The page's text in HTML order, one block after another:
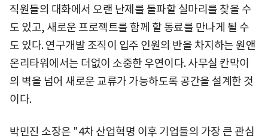
직원들의 대화에서 오랜 난제를 돌파할 실마리를 찾을 수
도 있고, 새로운 프로젝트를 함께 할 동료를 만나게 될 수
도 있다. 연구개발 조직이 입주 인원의 반을 차지하는 원앤
온리타워에서는 더없이 소중한 우연이다. 사무실 칸막이
의 벽을 넘어 새로운 교류가 가능하도록 공간을 설계한 것
이다.
박민진 소장은 "4차 산업혁명 이후 기업들의 가장 큰 관심